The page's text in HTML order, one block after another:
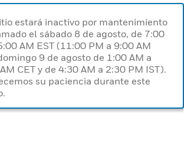
estará inactivo por mantenimiento
el sábado 8 de agosto, de 7:00
AM EST (11:00 PM a 9:00 AM
9 de agosto de 1:00 AM a
CET y de 4:30 AM a 2:30 PM IST).
su paciencia durante este